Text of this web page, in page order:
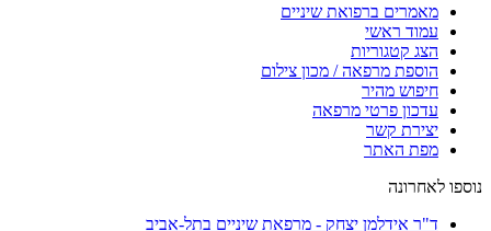
מאמרים ברפואת שיניים
עמוד ראשי
הצג קטגוריות
הוספת מרפאה / מכון צילום
חיפוש מהיר
עדכון פרטי מרפאה
יצירת קשר
מפת האתר
נוספו לאחרונה
ד"ר אידלמן יצחק - מרפאת שיניים בתל-אביב